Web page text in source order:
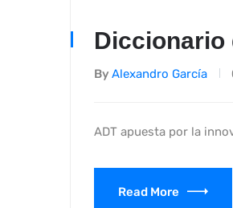
Diccionario
By Alexandro García
ADT apuesta por la
Read More